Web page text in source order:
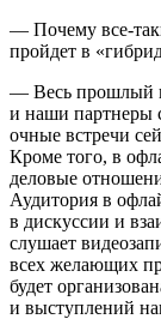
— Почему все-
пройдет в
— Весь прошлый
и наши партнеры
очные встречи
Кроме того, в
деловые
Аудитория в
в дискуссии и
слушает
всех желающих
будет
и выступлений